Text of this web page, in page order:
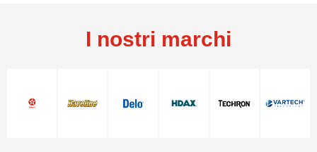
I nostri marchi